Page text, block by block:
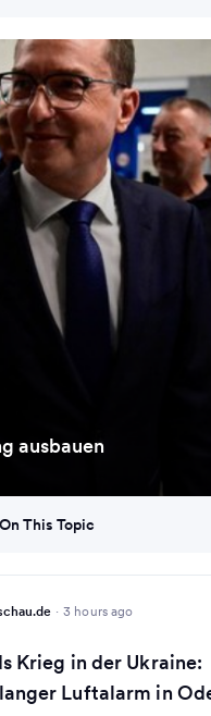
ausbauen
This Topic
· 3 hours ago
Krieg in der Ukraine:
Luftalarm in